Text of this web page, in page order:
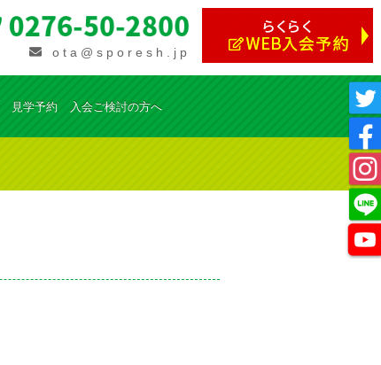
ota@sporesh.jp
見学予約 入会ご検討の方へ